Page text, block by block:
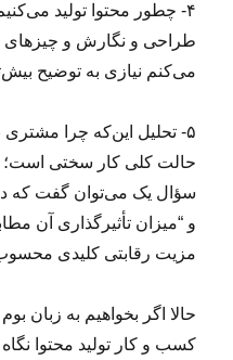
۴- چطور محتوا تولید
طراحی و نگارش و چیزهای
می‌کنم نیازی به توضیح
۵- تحلیل این‌که چرا مشتری
حالت کلی کار سختی است؛
سؤال یک می‌توان گفت که
و “میزان تأثیرگذاری آن
مزیت رقابتی کلیدی
حالا اگر بخواهیم به زبان
کسب و کار تولید محتوا